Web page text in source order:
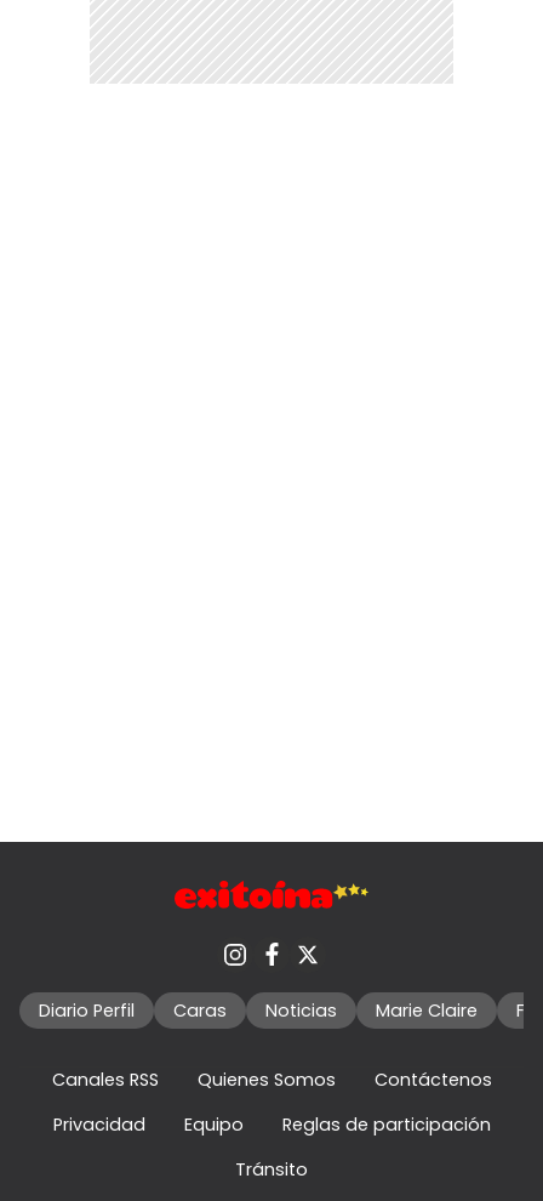
Diario Perfil Caras Noticias Marie Claire
Canales RSS Quienes Somos
Contáctenos
Privacidad
Equipo
Reglas de participación
Tránsito